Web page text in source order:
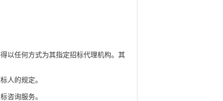
以任何方式为其指定招标代理机构。其
人的规定。
咨询服务。